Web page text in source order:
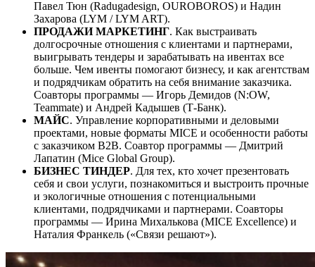
Павел Тюн (Radugadesign, OUROBOROS) и Надин
Захарова (LYM / LYM ART).
ПРОДАЖИ МАРКЕТИНГ. Как выстраивать
долгосрочные отношения с клиентами и партнерами,
выигрывать тендеры и зарабатывать на ивентах все
больше. Чем ивенты помогают бизнесу, и как агентствам
и подрядчикам обратить на себя внимание заказчика.
Соавторы программы — Игорь Демидов (N:OW,
Teammate) и Андрей Кадышев (Т-Банк).
МАЙС. Управление корпоративными и деловыми
проектами, новые форматы MICE и особенности работы
с заказчиком B2B. Соавтор программы — Дмитрий
Лапатин (Mice Global Group).
БИЗНЕС ТИНДЕР. Для тех, кто хочет презентовать
себя и свои услуги, познакомиться и выстроить прочные
и экологичные отношения с потенциальными
клиентами, подрядчиками и партнерами. Соавторы
программы — Ирина Михалькова (MICE Excellence) и
Наталия Франкель («Связи решают»).